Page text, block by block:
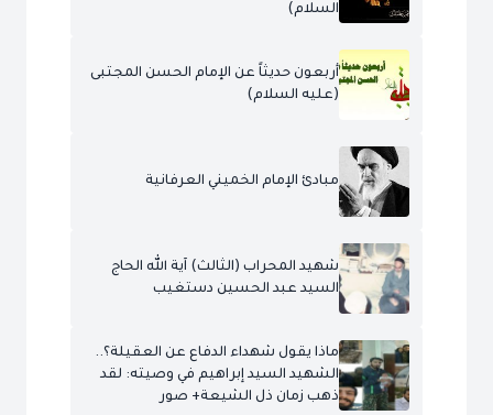
السلام)
أربعون حديثاً عن الإمام الحسن المجتبى
(عليه السلام)
مبادئ الإمام الخميني العرفانية
شهيد المحراب (الثالث) آية الله الحاج
السيد عبد الحسين دستغيب
ماذا يقول شهداء الدفاع عن العقيلة؟..
الشهيد السيد إبراهيم في وصيته: لقد
ذهب زمان ذل الشيعة+ صور